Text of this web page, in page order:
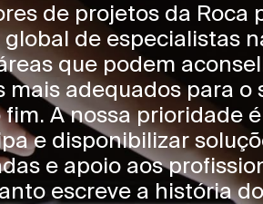
de projetos da Roca
global de especialistas
que podem
mais adequados para o
A nossa prioridade
e disponibilizar
e apoio aos
escreve a história